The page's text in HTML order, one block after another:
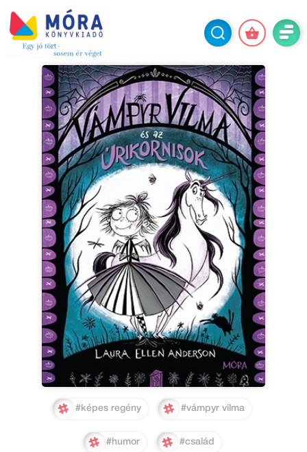
#képes regény #vámpyr vilma
#humor #család